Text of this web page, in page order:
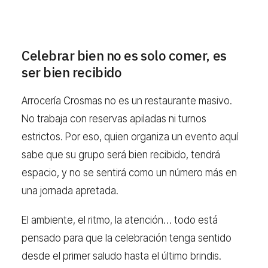
Celebrar bien no es solo comer, es
ser bien recibido
Arrocería Crosmas no es un restaurante masivo.
No trabaja con reservas apiladas ni turnos
estrictos. Por eso, quien organiza un evento aquí
sabe que su grupo será bien recibido, tendrá
espacio, y no se sentirá como un número más en
una jornada apretada.
El ambiente, el ritmo, la atención… todo está
pensado para que la celebración tenga sentido
desde el primer saludo hasta el último brindis.